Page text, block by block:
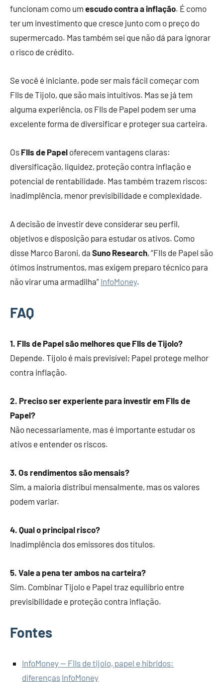
funcionam como um escudo contra a inflação. É como
ter um investimento que cresce junto com o preço do
supermercado. Mas também sei que não dá para ignorar
o risco de crédito.
Se você é iniciante, pode ser mais fácil começar com
FIIs de Tijolo, que são mais intuitivos. Mas se já tem
alguma experiência, os FIIs de Papel podem ser uma
excelente forma de diversificar e proteger sua carteira.
Os FIIs de Papel oferecem vantagens claras:
diversificação, liquidez, proteção contra inflação e
potencial de rentabilidade. Mas também trazem riscos:
inadimplência, menor previsibilidade e complexidade.
A decisão de investir deve considerar seu perfil,
objetivos e disposição para estudar os ativos. Como
disse Marco Baroni, da Suno Research, “FIIs de Papel são
ótimos instrumentos, mas exigem preparo técnico para
não virar uma armadilha” InfoMoney.
FAQ
1. FIIs de Papel são melhores que FIIs de Tijolo?
Depende. Tijolo é mais previsível; Papel protege melhor
contra inflação.
2. Preciso ser experiente para investir em FIIs de
Papel?
Não necessariamente, mas é importante estudar os
ativos e entender os riscos.
3. Os rendimentos são mensais?
Sim, a maioria distribui mensalmente, mas os valores
podem variar.
4. Qual o principal risco?
Inadimplência dos emissores dos títulos.
5. Vale a pena ter ambos na carteira?
Sim. Combinar Tijolo e Papel traz equilíbrio entre
previsibilidade e proteção contra inflação.
Fontes
InfoMoney — FIIs de tijolo, papel e híbridos:
diferenças InfoMoney